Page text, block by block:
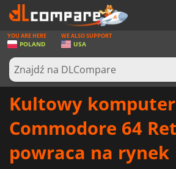
GRY
KARTY DO GIER
OPROGRAMOWANIE
AKTUALNOŚCI
YOU ARE HERE
POLAND
WE ALSO SUPPORT
USA
Kultowy komputer
Commodore 64
powraca na rynek